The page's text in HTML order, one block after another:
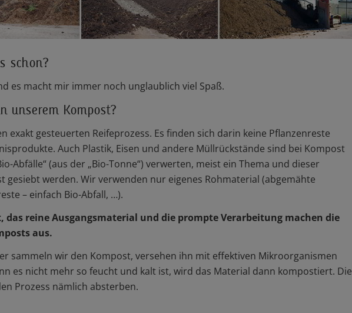
schon?
es macht mir immer noch unglaublich viel Spaß.
unserem Kompost?
exakt gesteuerten Reifeprozess. Es finden sich darin keine Pflanzenreste
Auch Plastik, Eisen und andere Müllrückstände sind bei Kompost
Abfälle“ (aus der „Bio-Tonne“) verwerten, meist ein Thema und dieser
gesiebt werden. Wir verwenden nur eigenes Rohmaterial (abgemähte
– einfach Bio-Abfall, …).
das reine Ausgangsmaterial und die prompte Verarbeitung machen die
aus.
sammeln wir den Kompost, versehen ihn mit effektiven Mikroorganismen
es nicht mehr so feucht und kalt ist, wird das Material dann kompostiert. Die
Prozess nämlich absterben.